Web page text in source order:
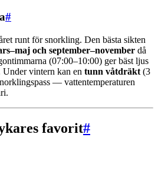
#
runt för snorkling. Den bästa sikten
och september–november då
(07:00–10:00) ger bäst ljus
vintern kan en tunn våtdräkt (3
— vattentemperaturen
favorit#